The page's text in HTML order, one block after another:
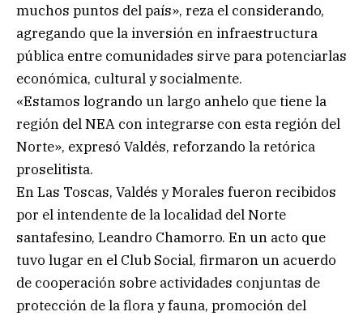
muchos puntos del país», reza el considerando,
agregando que la inversión en infraestructura
pública entre comunidades sirve para potenciarlas
económica, cultural y socialmente.
«Estamos logrando un largo anhelo que tiene la
región del NEA con integrarse con esta región del
Norte», expresó Valdés, reforzando la retórica
proselitista.
En Las Toscas, Valdés y Morales fueron recibidos
por el intendente de la localidad del Norte
santafesino, Leandro Chamorro. En un acto que
tuvo lugar en el Club Social, firmaron un acuerdo
de cooperación sobre actividades conjuntas de
protección de la flora y fauna, promoción del